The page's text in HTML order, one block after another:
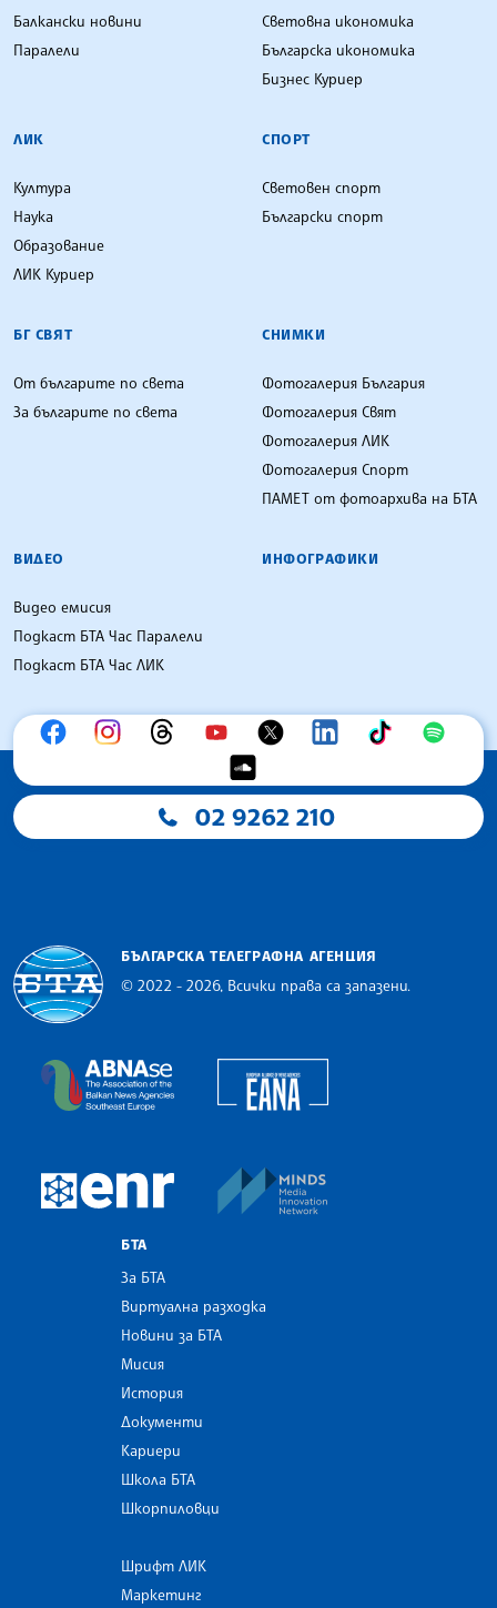
Балкански новини
Паралели
Световна икономика
Българска икономика
Бизнес Куриер
ЛИК
Култура
Наука
Образование
ЛИК Куриер
СПОРТ
Световен спорт
Български спорт
БГ СВЯТ
От българите по света
За българите по света
СНИМКИ
Фотогалерия България
Фотогалерия Свят
Фотогалерия ЛИК
Фотогалерия Спорт
ПАМЕТ от фотоархива на БТА
ВИДЕО
Видео емисия
Подкаст БТА Час Паралели
Подкаст БТА Час ЛИК
ИНФОГРАФИКИ
02 9262 210
БЪЛГАРСКА ТЕЛЕГРАФНА АГЕНЦИЯ
© 2022 - 2026, Всички права са запазени.
The Assocoation of the Balkan News Agencies
European Newsroom
БТА
За БТА
Виртуална разходка
Новини за БТА
Мисия
История
Документи
Кариери
Школа БТА
Шкорпиловци
Шрифт ЛИК
Маркетинг